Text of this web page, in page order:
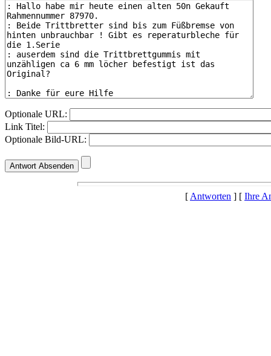
Optionale URL:
Link Titel:
Optionale Bild-URL:
[Antworten ] [ Ihre